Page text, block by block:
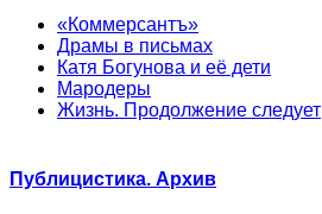
«Коммерсантъ»
Драмы в письмах
Катя Богунова и её дети
Мародеры
Жизнь. Продолжение следует
Публицистика. Архив